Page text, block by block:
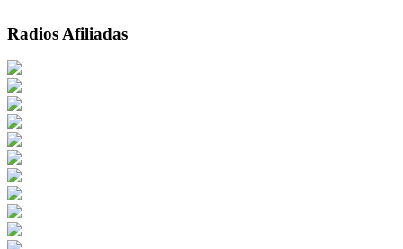
Radios Afiliadas